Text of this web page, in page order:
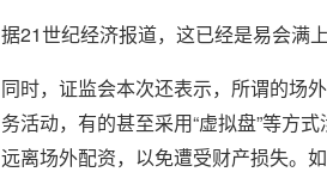
据21世纪经济报道，这已经是易会满
同时，证监会本次还表示，所谓的场
务活动，有的甚至采用“虚拟盘”等方
远离场外配资，以免遭受财产损失。